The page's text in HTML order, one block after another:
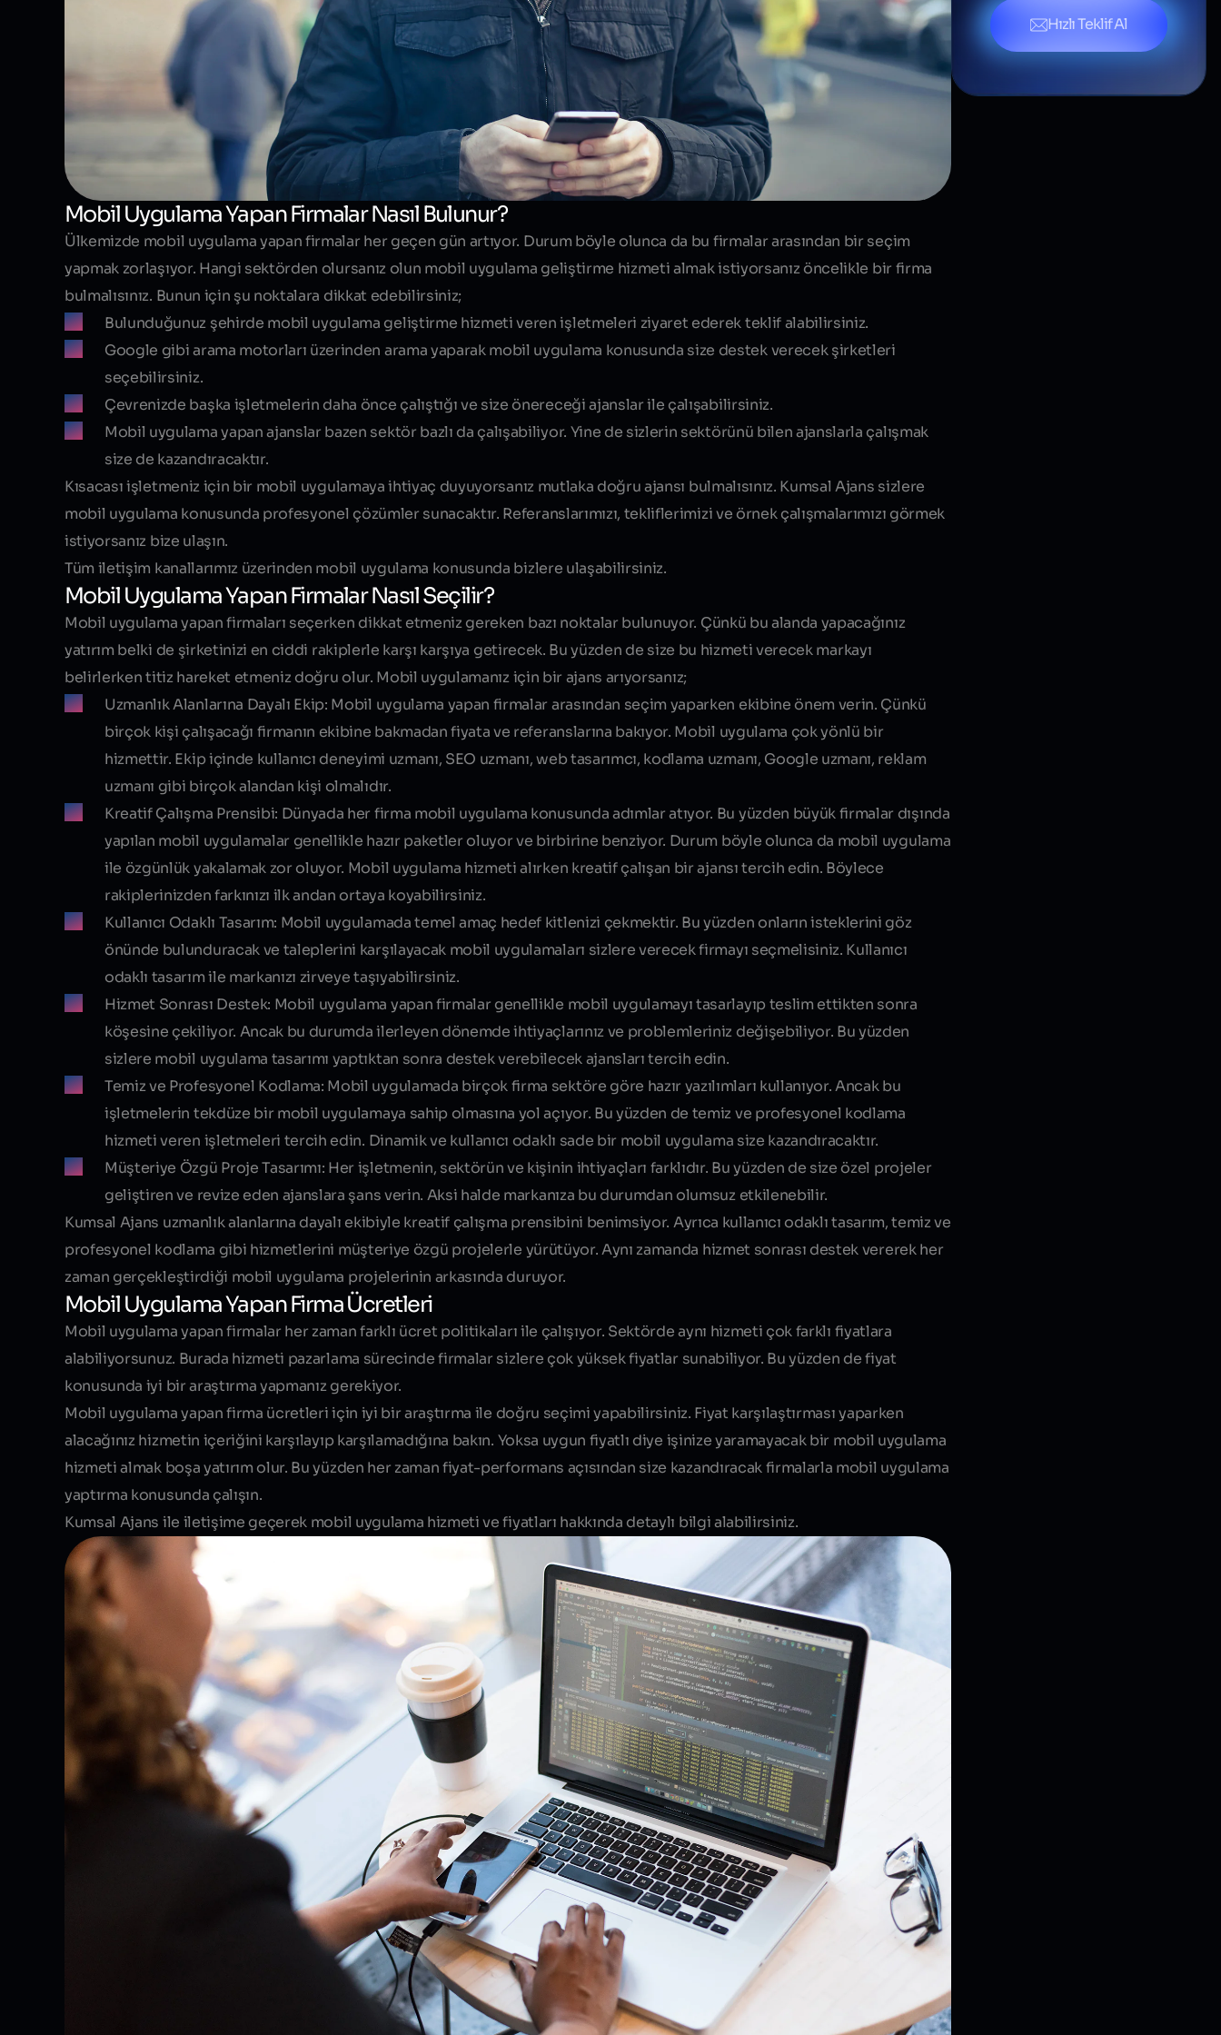
Mobil Uygulama Yapan Firmalar Nasıl Bulunur?
Ülkemizde mobil uygulama yapan firmalar her geçen gün artıyor. Durum böyle olunca da bu firmalar arasından bir seçim
yapmak zorlaşıyor. Hangi sektörden olursanız olun mobil uygulama geliştirme hizmeti almak istiyorsanız öncelikle bir firma
bulmalısınız. Bunun için şu noktalara dikkat edebilirsiniz;
Bulunduğunuz şehirde mobil uygulama geliştirme hizmeti veren işletmeleri ziyaret ederek teklif alabilirsiniz.
Google gibi arama motorları üzerinden arama yaparak mobil uygulama konusunda size destek verecek şirketleri
seçebilirsiniz.
Çevrenizde başka işletmelerin daha önce çalıştığı ve size önereceği ajanslar ile çalışabilirsiniz.
Mobil uygulama yapan ajanslar bazen sektör bazlı da çalışabiliyor. Yine de sizlerin sektörünü bilen ajanslarla çalışmak
size de kazandıracaktır.
Kısacası işletmeniz için bir mobil uygulamaya ihtiyaç duyuyorsanız mutlaka doğru ajansı bulmalısınız. Kumsal Ajans sizlere
mobil uygulama konusunda profesyonel çözümler sunacaktır. Referanslarımızı, tekliflerimizi ve örnek çalışmalarımızı görmek
istiyorsanız bize ulaşın.
Tüm iletişim kanallarımız üzerinden mobil uygulama konusunda bizlere ulaşabilirsiniz.
Mobil Uygulama Yapan Firmalar Nasıl Seçilir?
Mobil uygulama yapan firmaları seçerken dikkat etmeniz gereken bazı noktalar bulunuyor. Çünkü bu alanda yapacağınız
yatırım belki de şirketinizi en ciddi rakiplerle karşı karşıya getirecek. Bu yüzden de size bu hizmeti verecek markayı
belirlerkentitiz hareket etmeniz doğru olur. Mobil uygulamanız için bir ajans arıyorsanız;
Uzmanlık Alanlarına Dayalı Ekip: Mobil uygulama yapan firmalar arasından seçim yaparken ekibine önem verin. Çünkü
birçok kişi çalışacağı firmanın ekibine bakmadan fiyata ve referanslarına bakıyor. Mobil uygulama çok yönlü bir
hizmettir. Ekip içinde kullanıcı deneyimi uzmanı, SEO uzmanı, web tasarımcı, kodlama uzmanı, Google uzmanı, reklam
uzmanı gibi birçok alandan kişi olmalıdır.
Kreatif Çalışma Prensibi: Dünyada her firma mobil uygulama konusunda adımlar atıyor. Bu yüzden büyük firmalar dışında
yapılan mobil uygulamalar genellikle hazır paketler oluyor ve birbirine benziyor. Durum böyle olunca da mobil uygulama
ile özgünlük yakalamak zor oluyor. Mobil uygulama hizmeti alırken kreatif çalışan bir ajansı tercih edin. Böylece
rakiplerinizden farkınızı ilk andan ortaya koyabilirsiniz.
Kullanıcı Odaklı Tasarım: Mobil uygulamada temel amaç hedef kitlenizi çekmektir. Bu yüzden onların isteklerini göz
önünde bulunduracak ve taleplerini karşılayacak mobil uygulamaları sizlere verecek firmayı seçmelisiniz. Kullanıcı
odaklı tasarım ile markanızı zirveye taşıyabilirsiniz.
Hizmet Sonrası Destek: Mobil uygulama yapan firmalar genellikle mobil uygulamayı tasarlayıp teslim ettikten sonra
köşesine çekiliyor. Ancak bu durumda ilerleyen dönemde ihtiyaçlarınız ve problemleriniz değişebiliyor. Bu yüzden
sizlere mobil uygulama tasarımı yaptıktan sonra destek verebilecek ajansları tercih edin.
Temiz ve Profesyonel Kodlama: Mobil uygulamada birçok firma sektöre göre hazır yazılımları kullanıyor. Ancak bu
işletmelerin tekdüze bir mobil uygulamaya sahip olmasına yol açıyor. Bu yüzden de temiz ve profesyonel kodlama
hizmeti veren işletmeleri tercih edin. Dinamik ve kullanıcı odaklı sade bir mobil uygulama size kazandıracaktır.
Müşteriye Özgü Proje Tasarımı: Her işletmenin, sektörün ve kişinin ihtiyaçları farklıdır. Bu yüzden de size özel projeler
geliştiren ve revize eden ajanslara şans verin. Aksi halde markanıza bu durumdan olumsuz etkilenebilir.
Kumsal Ajans uzmanlık alanlarına dayalı ekibiyle kreatif çalışma prensibini benimsiyor. Ayrıca kullanıcı odaklı tasarım, temiz ve
profesyonel kodlama gibi hizmetlerini müşteriye özgü projelerle yürütüyor. Aynı zamanda hizmet sonrası destek vererek her
zaman gerçekleştirdiği mobil uygulama projelerinin arkasında duruyor.
Mobil Uygulama Yapan Firma Ücretleri
Mobil uygulama yapan firmalar her zaman farklı ücret politikaları ile çalışıyor. Sektörde aynı hizmeti çok farklı fiyatlara
alabiliyorsunuz. Burada hizmeti pazarlama sürecinde firmalar sizlere çok yüksek fiyatlar sunabiliyor. Bu yüzden de fiyat
konusunda iyi bir araştırma yapmanız gerekiyor.
Mobil uygulama yapan firma ücretleri için iyi bir araştırma ile doğru seçimi yapabilirsiniz. Fiyat karşılaştırması yaparken
alacağınız hizmetin içeriğini karşılayıp karşılamadığına bakın. Yoksa uygun fiyatlı diye işinize yaramayacak bir mobil uygulama
hizmeti almak boşa yatırım olur. Bu yüzden her zaman fiyat-performans açısından size kazandıracak firmalarla mobil uygulama
yaptırma konusunda çalışın.
Kumsal Ajans ile iletişime geçerek mobil uygulama hizmeti ve fiyatları hakkında detaylı bilgi alabilirsiniz.
Hızlı Teklif Al